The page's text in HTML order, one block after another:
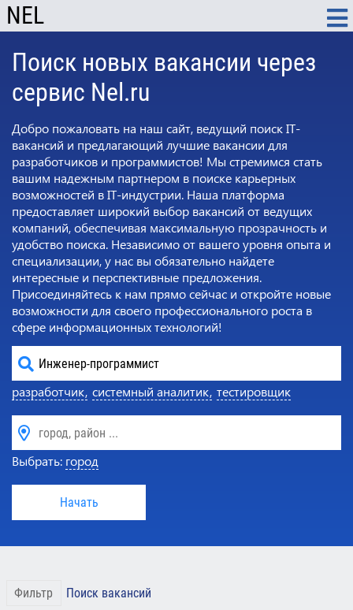
NEL
Поиск новых вакансии через
сервис Nel.ru
Добро пожаловать на наш сайт, ведущий поиск IT-
вакансий и предлагающий лучшие вакансии для
разработчиков и программистов! Мы стремимся стать
вашим надежным партнером в поиске карьерных
возможностей в IT-индустрии. Наша платформа
предоставляет широкий выбор вакансий от ведущих
компаний, обеспечивая максимальную прозрачность и
удобство поиска. Независимо от вашего уровня опыта и
специализации, у нас вы обязательно найдете
интересные и перспективные предложения.
Присоединяйтесь к нам прямо сейчас и откройте новые
возможности для своего профессионального роста в
сфере информационных технологий!
разработчик, системный аналитик, тестировщик
Выбрать: город
Начать
Фильтр Поиск вакансий